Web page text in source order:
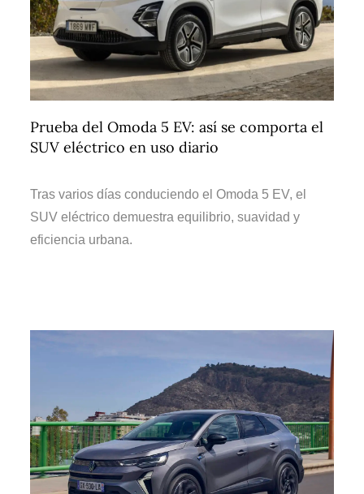
Prueba del Omoda 5 EV: así se comporta el
SUV eléctrico en uso diario
Tras varios días conduciendo el Omoda 5 EV, el
SUV eléctrico demuestra equilibrio, suavidad y
eficiencia urbana.